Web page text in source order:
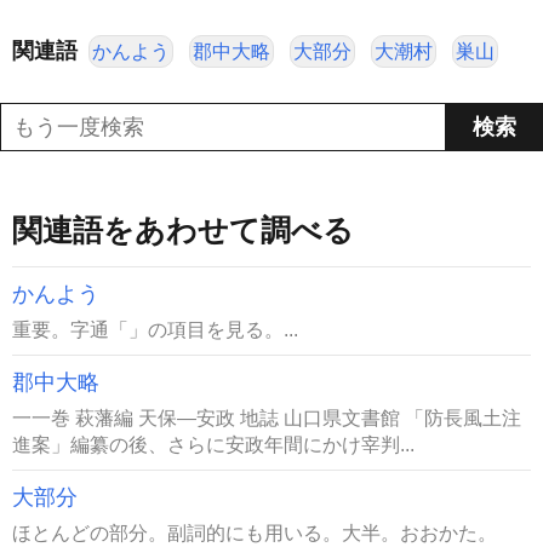
関連語 かんよう 郡中大略 大部分 大潮村 巣山
関連語をあわせて調べる
かんよう
重要。字通「」の項目を見る。...
郡中大略
一一巻 萩藩編 天保―安政 地誌 山口県文書館 「防長風土注
進案」編纂の後、さらに安政年間にかけ宰判...
大部分
ほとんどの部分。副詞的にも用いる。大半。おおかた。